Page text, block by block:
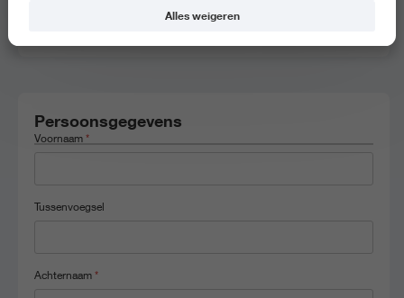
Ad Sport, 2 juni 2025, 9.45 - 12.15
Persoonsgegevens
Voornaam *
Tussenvoegsel
Achternaam *
Alles weigeren